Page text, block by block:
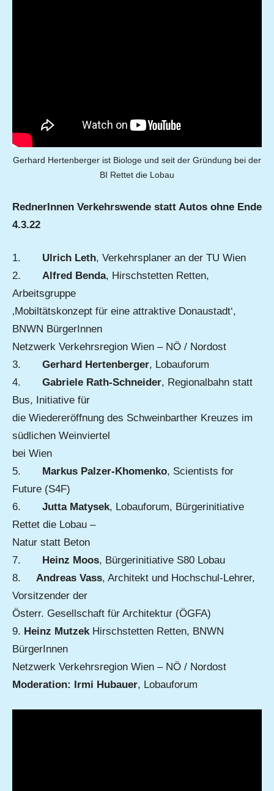
Gerhard Hertenberger ist Biologe und seit der Gründung bei der
BI Rettet die Lobau
RednerInnen Verkehrswende statt Autos ohne Ende
4.3.22
1. Ulrich Leth, Verkehrsplaner an der TU Wien
2. Alfred Benda, Hirschstetten Retten,
Arbeitsgruppe
‚Mobiltätskonzept für eine attraktive Donaustadt‘,
BNWN BürgerInnen
Netzwerk Verkehrsregion Wien – NÖ / Nordost
3. Gerhard Hertenberger, Lobauforum
4. Gabriele Rath-Schneider, Regionalbahn statt
Bus, Initiative für
die Wiedereröffnung des Schweinbarther Kreuzes im
südlichen Weinviertel
bei Wien
5.
Markus Palzer-Khomenko, Scientists for
Future (S4F)
6. Jutta Matysek, Lobauforum, Bürgerinitiative
Rettet die Lobau –
Natur statt Beton
7.
Heinz Moos, Bürgerinitiative S80 Lobau
8. Andreas Vass, Architekt und Hochschul-Lehrer,
Vorsitzender der
Österr. Gesellschaft für Architektur (ÖGFA)
9. Heinz MutzekHirschstetten Retten, BNWN
BürgerInnen
Netzwerk Verkehrsregion Wien – NÖ / Nordost
Moderation: Irmi Hubauer, Lobauforum